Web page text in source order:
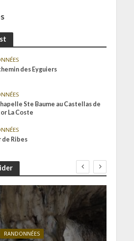
des Eyguiers
Ste Baume au Castellas de
La Coste
de Ribes
RANDONNÉES